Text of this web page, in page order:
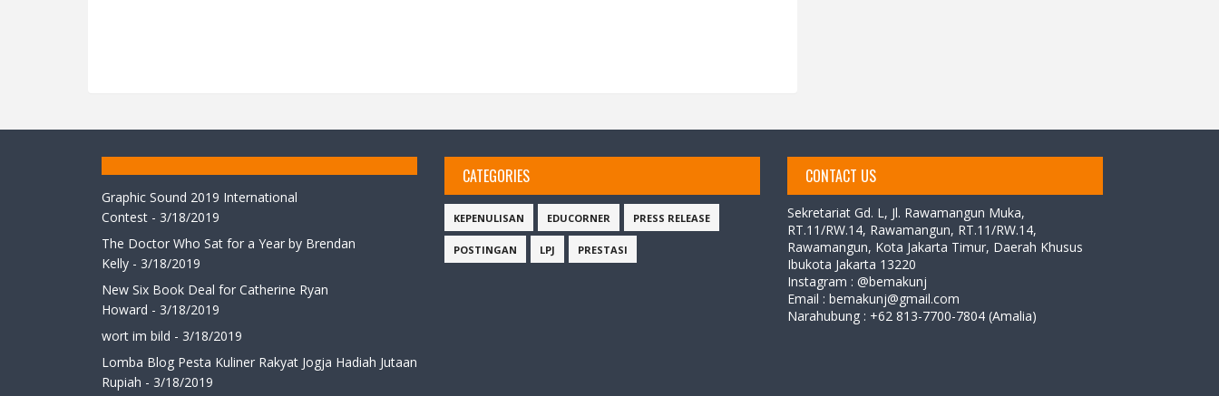
Graphic Sound 2019 International
Contest - 3/18/2019
The Doctor Who Sat for a Year by Brendan
Kelly - 3/18/2019
New Six Book Deal for Catherine Ryan
Howard - 3/18/2019
wort im bild - 3/18/2019
Lomba Blog Pesta Kuliner Rakyat Jogja Hadiah Jutaan
Rupiah - 3/18/2019
CATEGORIES
KEPENULISAN EDUCORNER PRESS RELEASE
POSTINGAN LPJ PRESTASI
CONTACT US
Sekretariat Gd. L, Jl. Rawamangun Muka,
RT.11/RW.14, Rawamangun, RT.11/RW.14,
Rawamangun, Kota Jakarta Timur, Daerah Khusus
Ibukota Jakarta 13220
Instagram : @bemakunj
Email : bemakunj@gmail.com
Narahubung : +62 813-7700-7804 (Amalia)